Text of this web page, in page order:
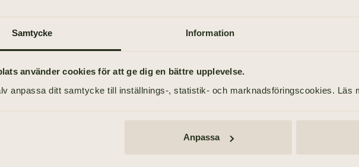
Samtycke Information
använder cookies för att ge dig en bättre upplevelse.
anpassa ditt samtycke till inställnings-, statistik- och marknadsföringscookies. Läs
Anpassa
april 2021
MINNESGÅVOR
Hjärt-Lungfonden
Tänd ett ljus
TIDNINGSANNONSER